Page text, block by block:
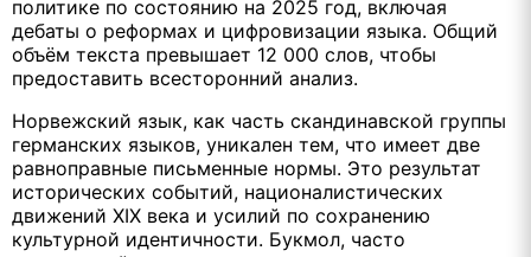
политике по состоянию на 2025 год, включая
дебаты о реформах и цифровизации языка. Общий
объём текста превышает 12 000 слов, чтобы
предоставить всесторонний анализ.
Норвежский язык, как часть скандинавской группы
германских языков, уникален тем, что имеет две
равноправные письменные нормы. Это результат
исторических событий, националистических
движений XIX века и усилий по сохранению
культурной идентичности. Букмол, часто